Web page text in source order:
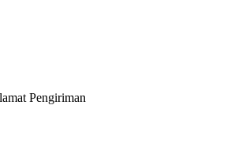
Pengiriman